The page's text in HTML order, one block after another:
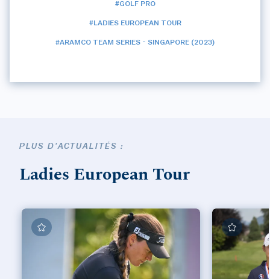
#GOLF PRO
#LADIES EUROPEAN TOUR
#ARAMCO TEAM SERIES - SINGAPORE (2023)
PLUS D'ACTUALITÉS :
Ladies European Tour